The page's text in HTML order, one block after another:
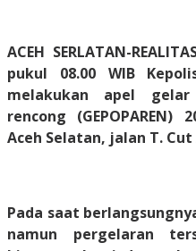
ACEH SERLATAN-
pukul 08.00 WIB
melakukan apel
rencong
Aceh Selatan, jalan T.
Pada saat
namun pergelaran